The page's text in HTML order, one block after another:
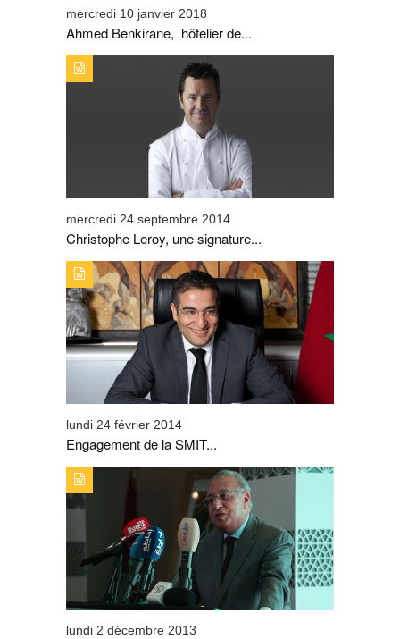
mercredi 10 janvier 2018
Ahmed Benkirane, hôtelier de...
TYPE DE PUBLICATION : PORTRAITTITRE : CHRISTOPHE
LEROY, UNE SIGNATURE FORTE À MARRAKECH ET
mercredi 24 septembre 2014
Christophe Leroy, une signature...
TYPE DE PUBLICATION : PORTRAITTITRE :
ENGAGEMENT DE LA SMIT DANS LE
DÉVELOPPEMENT DURABLE
lundi 24 février 2014
Engagement de la SMIT...
TYPE DE PUBLICATION : PORTRAITTITRE : MOHAMED
BENAMOR, LE VISIONNAIRE
lundi 2 décembre 2013